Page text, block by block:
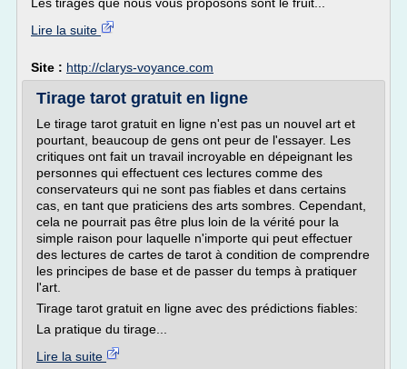
Lire la suite
Site : http://clarys-voyance.com
Tirage tarot gratuit en ligne
Le tirage tarot gratuit en ligne n'est pas un nouvel art et
pourtant, beaucoup de gens ont peur de l'essayer. Les
critiques ont fait un travail incroyable en dépeignant les
personnes qui effectuent ces lectures comme des
conservateurs qui ne sont pas fiables et dans certains
cas, en tant que praticiens des arts sombres. Cependant,
cela ne pourrait pas être plus loin de la vérité pour la
simple raison pour laquelle n'importe qui peut effectuer
des lectures de cartes de tarot à condition de comprendre
les principes de base et de passer du temps à pratiquer
l'art.
Tirage tarot gratuit en ligne avec des prédictions fiables:
La pratique du tirage...
Lire la suite